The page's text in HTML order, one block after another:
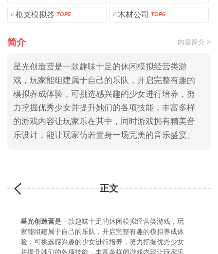
# 枪支模拟器 TOP5 # 木材公司 TOP6
简介 内容简介 >
星光创造营是一款趣味十足的休闲模拟经营类游
戏，玩家能组建属于自己的乐队，开启完整有趣的
模拟养成体验，可挑选感兴趣的少女进行培养，努
力挖掘优秀少女并提升她们的各项技能，丰富多样
的游戏内容让玩家乐在其中，同时游戏拥有精美音
乐设计，能让玩家仿若置身一场完美的音乐盛宴。
正文
星光创造营是一款趣味十足的休闲模拟经营类游戏，玩
家能组建属于自己的乐队，开启完整有趣的模拟养成体
验，可挑选感兴趣的少女进行培养，努力挖掘优秀少女
并提升她们的各项技能，丰富多样的游戏内容让玩家乐